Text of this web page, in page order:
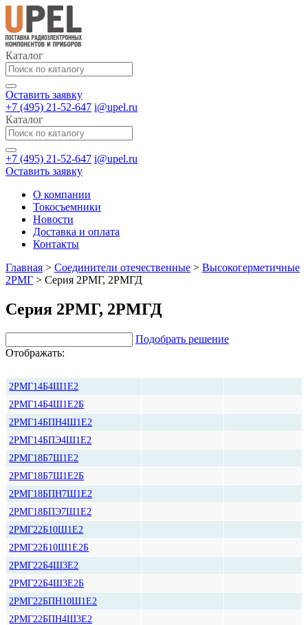
Каталог
Оставить заявку
+7 (495) 21-52-647 i@upel.ru
Каталог
+7 (495) 21-52-647 i@upel.ru
Оставить заявку
О компании
Токосъемники
Новости
Доставка и оплата
Контакты
Главная > Соединители отечественные > Высокогерметичные
2РМГ > Серия 2РМГ, 2РМГД
Серия 2РМГ, 2РМГД
Подобрать решение
Отображать:
2РМГ14Б4Ш1Е2
2РМГ14Б4Ш1Е2Б
2РМГ14БПН4Ш1Е2
2РМГ14БПЭ4Ш1Е2
2РМГ18Б7Ш1Е2
2РМГ18Б7Ш1Е2Б
2РМГ18БПН7Ш1Е2
2РМГ18БПЭ7Ш1Е2
2РМГ22Б10Ш1Е2
2РМГ22Б10Ш1Е2Б
2РМГ22Б4Ш3Е2
2РМГ22Б4Ш3Е2Б
2РМГ22БПН10Ш1Е2
2РМГ22БПН4Ш3Е2